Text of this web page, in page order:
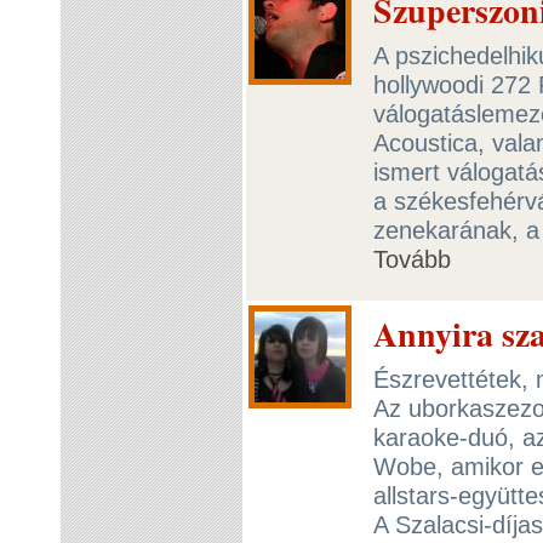
A
hollywoodi 272
Acoustica,
ismert
a
zenekarának,
Tovább
Annyira
Észrevettétek,
Az
karaoke-duó,
Wobe, amikor
allstars-
A Szalacsi-